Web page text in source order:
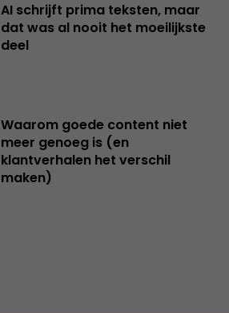
AI schrijft prima teksten, maar
dat was al nooit het moeilijkste
deel
Waarom goede content niet
meer genoeg is (en
klantverhalen het verschil
maken)